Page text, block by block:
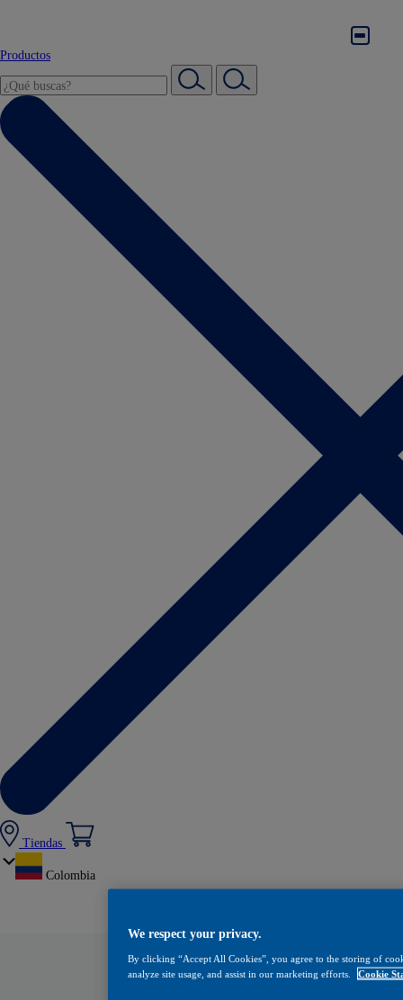
Productos
Tiendas
Colombia
We respect your privacy.
By clicking “Accept All Cookies”, you agree to the storing of
analyze site usage, and assist in our marketing efforts.
Cookie